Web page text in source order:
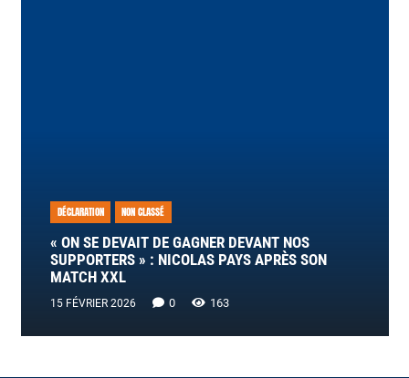
DÉCLARATION NON CLASSÉ
« ON SE DEVAIT DE GAGNER DEVANT NOS
SUPPORTERS » : NICOLAS PAYS APRÈS SON
MATCH XXL
15 FÉVRIER 2026 0 163